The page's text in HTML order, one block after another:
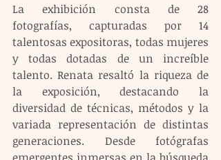
La exhibición consta de 28
fotografías, capturadas por 14
talentosas expositoras, todas mujeres
y todas dotadas de un increíble
talento. Renata resaltó la riqueza de
la exposición, destacando la
diversidad de técnicas, métodos y la
variada representación de distintas
generaciones. Desde fotógrafas